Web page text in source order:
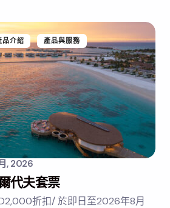
品介紹 產品與服務
, 2026
代夫套票
折扣/ 於即日至2026年8月